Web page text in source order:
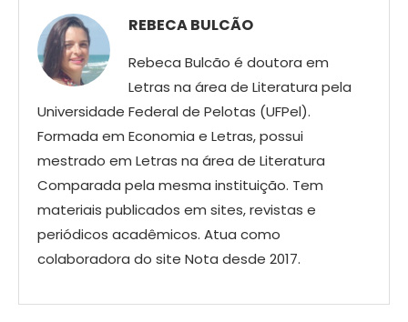
REBECA BULCÃO
Rebeca Bulcão é doutora em
Letras na área de Literatura pela
Universidade Federal de Pelotas (UFPel).
Formada em Economia e Letras, possui
mestrado em Letras na área de Literatura
Comparada pela mesma instituição. Tem
materiais publicados em sites, revistas e
periódicos acadêmicos. Atua como
colaboradora do site Nota desde 2017.